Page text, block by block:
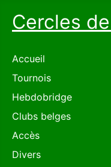
Cercles
Accueil
Tournois
Hebdobridge
Clubs belges
Accès
Divers